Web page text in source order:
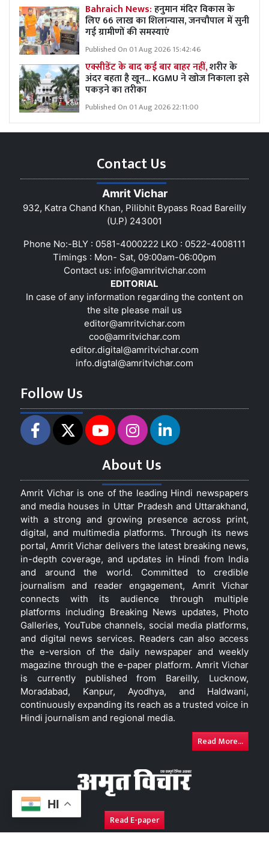
HI
Bahraich News:हनुमान मंदिर विकास के
लिए 66 लाख का शिलान्यास, जनचौपाल में सुनी
गई ग्रामीणों की समस्याएं
Published On 01 Aug 2026 15:42:46
एक्सीडेंट के बाद कई बार बाहर नहीं,शरीर के
अंदर बहता है खून... KGMU ने खोज निकाला इसे
पकड़ने का तरीका
Published On 01 Aug 2026 22:11:00
Contact Us
Amrit Vichar
932, Katra Chand Khan, Pilibhit Bypass Road Bareilly
(U.P) 243001
Phone No:-BLY : 0581-4000222 LKO : 0522-4008111
Timings : Mon- Sat, 09:00am-06:00pm
Contact us: info@amritvichar.com
EDITORIAL
In case of any information regarding the content on
the site please mail us
editor@amritvichar.com
coo@amritvichar.com
editor.digital@amritvichar.com
info.digtal@amritvichar.com
Follow Us
About Us
Amrit Vichar is one of the leading Hindi newspapers
and media houses in Uttar Pradesh and Uttarakhand,
with a strong and growing presence across print,
digital, and multimedia platforms. Through its news
portal, Amrit Vichar delivers the latest breaking news,
in-depth coverage, and updates in Hindi from India
and around the world. Committed to credible
journalism and reader engagement, Amrit Vichar
connects with its audience through multiple
platforms including Breaking News updates, Photo
Galleries, YouTube channels, social media platforms,
and digital news services. Readers can also access
the e-version of the daily newspaper and weekly
magazine through the e-paper platform. Amrit Vichar
is currently published from Bareilly, Lucknow,
Moradabad, Kanpur, Ayodhya, and Haldwani,
continuously expanding its reach as a trusted voice in
Hindi journalism and regional media.
Read More...
Read E-paper